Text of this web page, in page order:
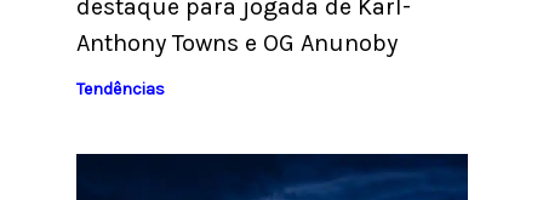
destaque para jogada de Karl-
Anthony Towns e OG Anunoby
Tendências